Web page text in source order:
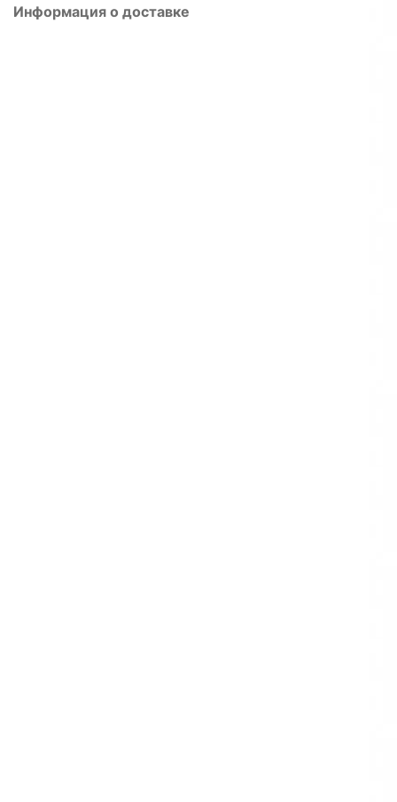
Информация о доставке